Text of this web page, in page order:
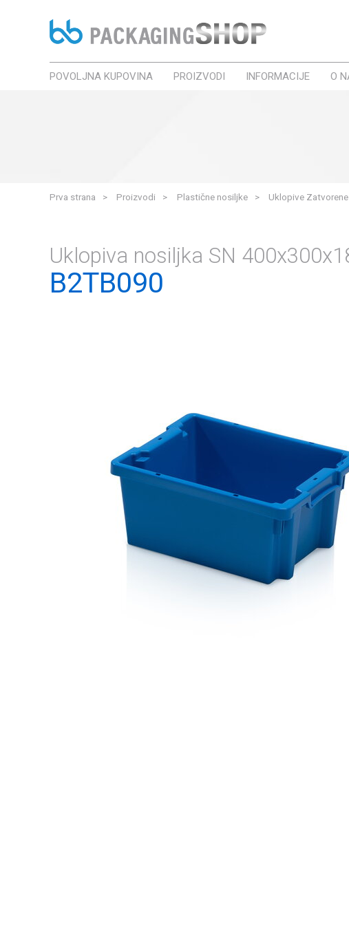
POVOLJNA KUPOVINA PROIZVODI INFORMACIJE O
Prva strana Proizvodi Plastične nosiljke Uklopive
Uklopiva nosiljka SN
B2TB090